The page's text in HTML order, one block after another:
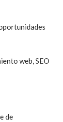
web, SEO
de